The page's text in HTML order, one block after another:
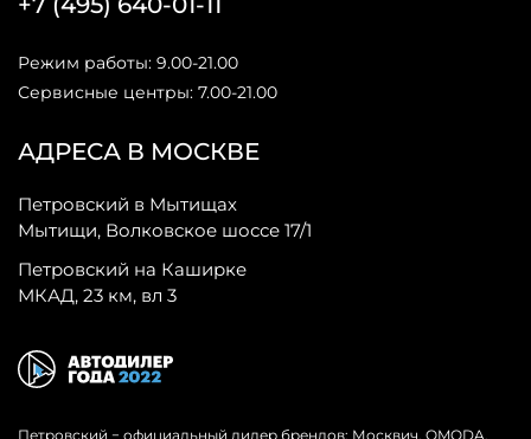
АДРЕСА В МОСКВЕ
Петровский в Мытищах
Мытищи, Волковское шоссе 17/1
Петровский на Каширке
МКАД, 23 км, вл 3
Режим работы: 9.00-21.00
Сервисные центры: 7.00-21.00
Петровский − официальный дилер брендов: Москвич, OMODA,